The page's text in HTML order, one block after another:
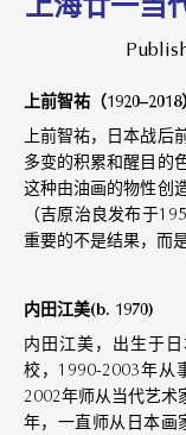
上前智祐（1920–2018）
上前智祐，日本战后
多变的积累和醒目的
这种由油画的物性创
（吉原治良发布于
重要的不是结果，而
内田江美(b. 1970)
内田江美，出生于
校，1990-2003年从
2002年师从当代艺术
年，一直师从日本画